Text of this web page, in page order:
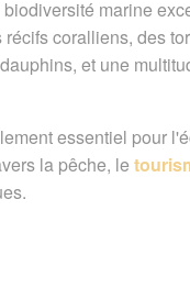
le 08 juin 2024.
ici :
Signaler une erreur ou
marine
coralliens, des
et une
essentiel pour
la pêche, le